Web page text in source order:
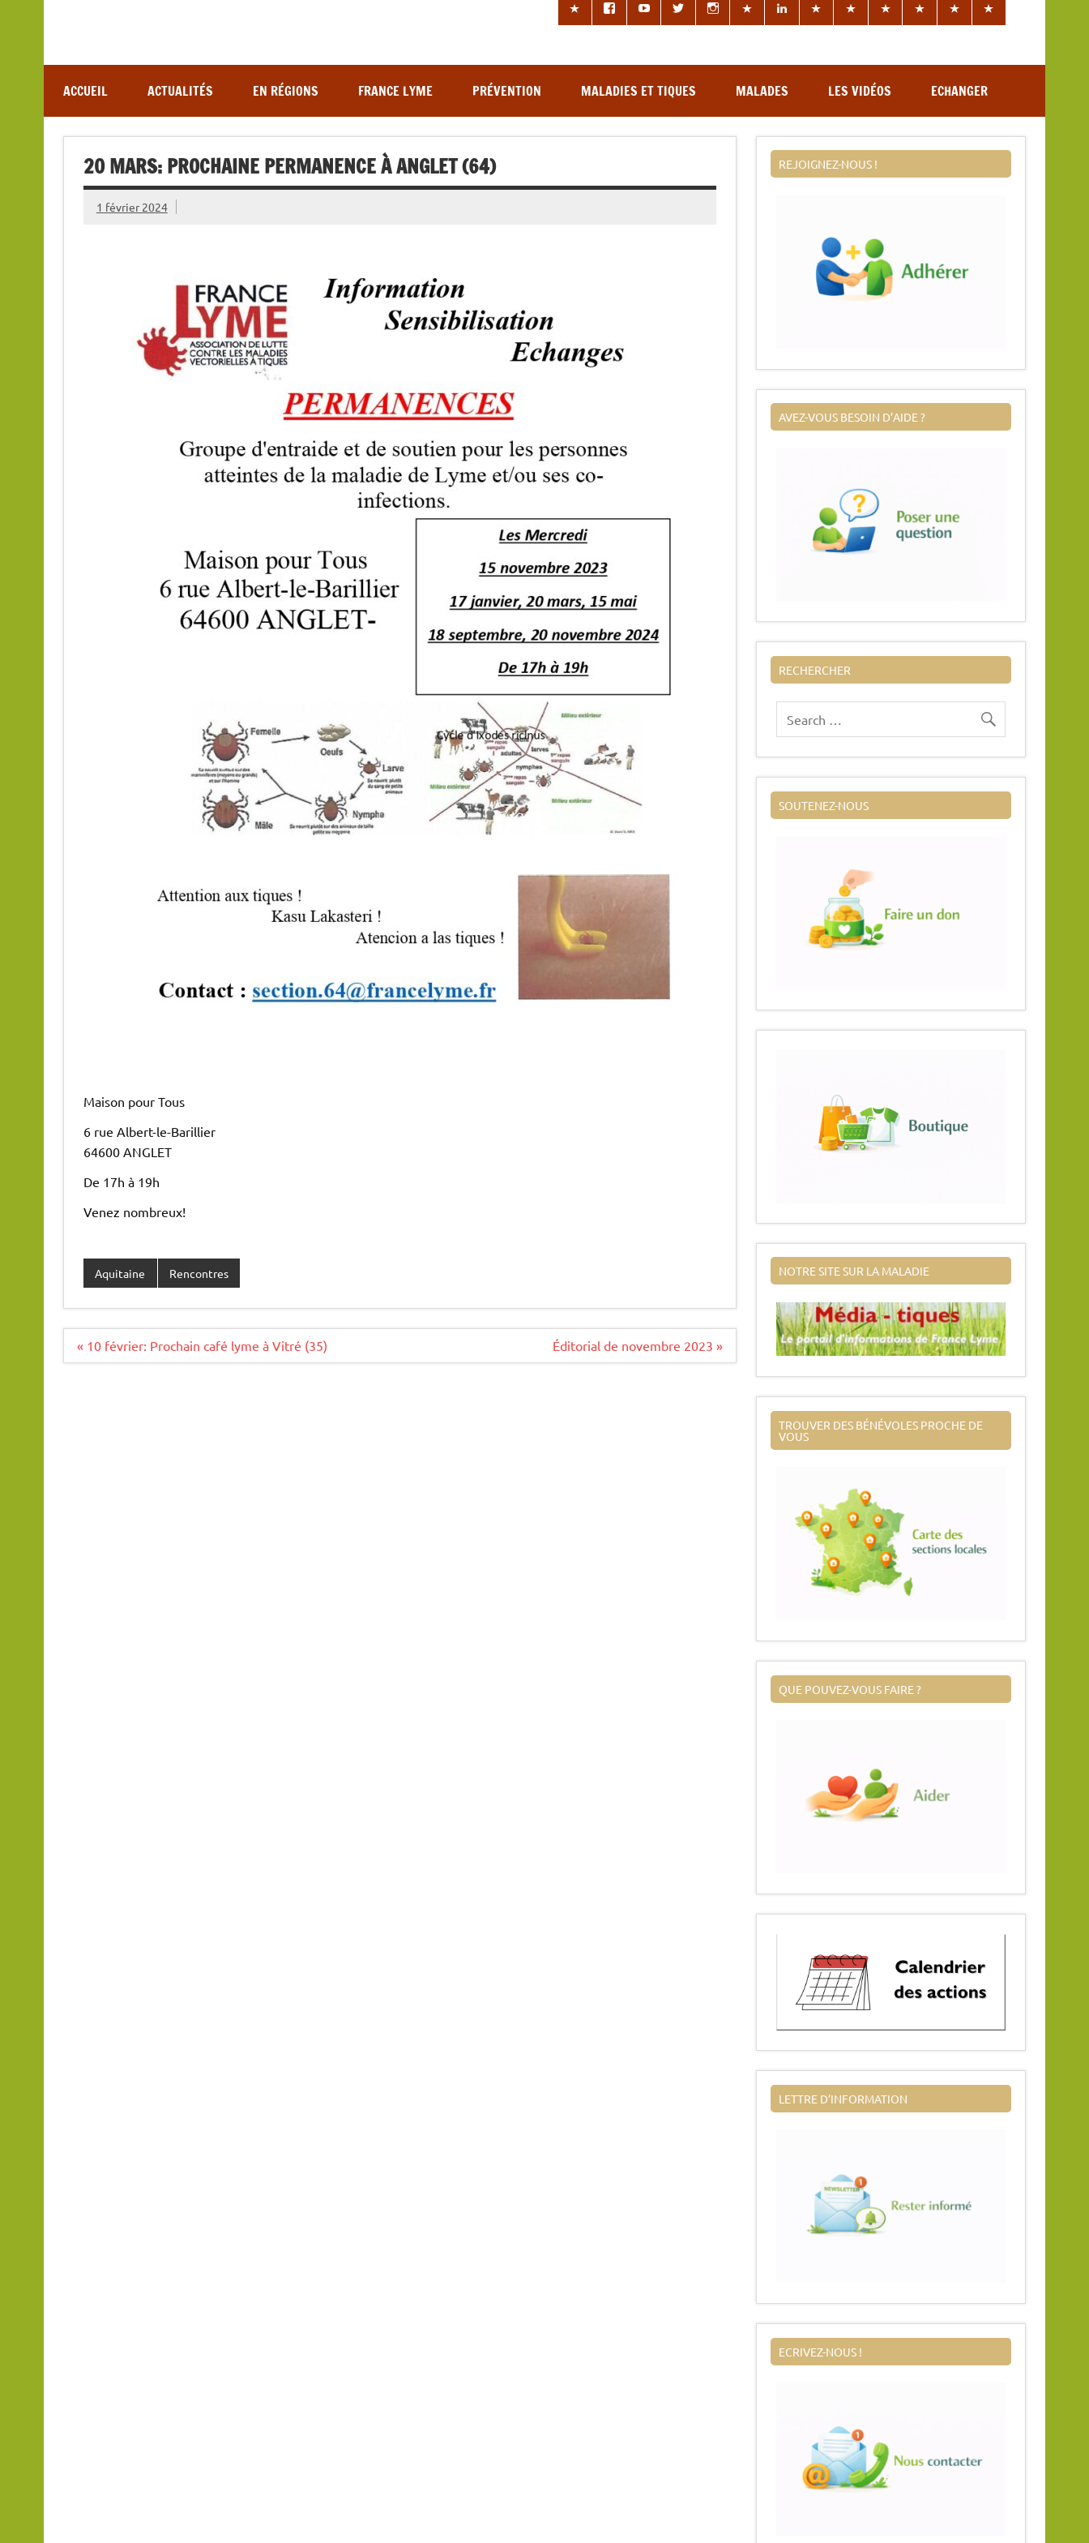
ACCUEIL ACTUALITÉS EN RÉGIONS FRANCE LYME PRÉVENTION MALADIES ET TIQUES MALADES LES VIDÉOS ECHANGER
20 MARS: PROCHAINE PERMANENCE À ANGLET (64)
1 février 2024
Maison pour Tous
6 rue Albert-le-Barillier
64600 ANGLET
De 17h à 19h
Venez nombreux!
Aquitaine Rencontres
Navigation
« 10 février: Prochain café lyme à Vitré (35) Éditorial de novembre 2023 »
REJOIGNEZ-NOUS !
AVEZ-VOUS BESOIN D’AIDE ?
RECHERCHER
SOUTENEZ-NOUS
NOTRE SITE SUR LA MALADIE
TROUVER DES BÉNÉVOLES PROCHE DE
VOUS
QUE POUVEZ-VOUS FAIRE ?
LETTRE D’INFORMATION
ECRIVEZ-NOUS !